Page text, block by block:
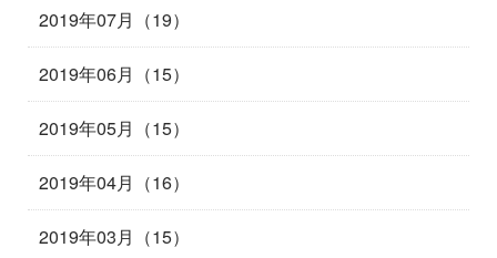
2019年07月（19）
2019年06月（15）
2019年05月（15）
2019年04月（16）
2019年03月（15）